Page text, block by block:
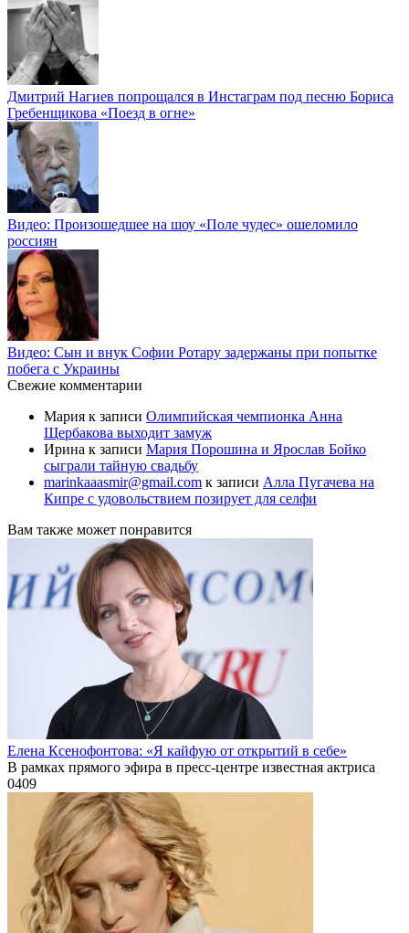
Дмитрий Нагиев попрощался в Инстаграм под песню Бориса
Гребенщикова «Поезд в огне»
Видео: Произошедшее на шоу «Поле чудес» ошеломило
россиян
Видео: Сын и внук Софии Ротару задержаны при попытке
побега с Украины
Свежие комментарии
Мария к записи Олимпийская чемпионка Анна
Щербакова выходит замуж
Ирина к записи Мария Порошина и Ярослав Бойко
сыграли тайную свадьбу
marinkaaasmir@gmail.com к записи Алла Пугачева на
Кипре с удовольствием позирует для селфи
Вам также может понравится
Елена Ксенофонтова: «Я кайфую от открытий в себе»
В рамках прямого эфира в пресс-центре известная актриса
0409